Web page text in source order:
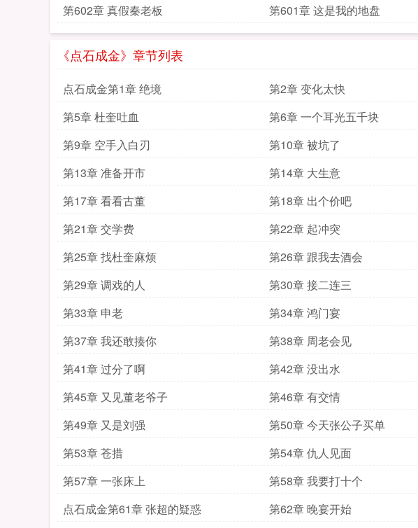
第602章 真假秦老板
第601章 这是我的地盘
《点石成金》章节列表
点石成金第1章 绝境 第2章 变化太快
第5章 杜奎吐血
第6章 一个耳光五千块
第9章 空手入白刃
第10章 被坑了
第13章 准备开市
第14章 大生意
第17章 看看古董
第18章 出个价吧
第21章 交学费
第22章 起冲突
第25章 找杜奎麻烦
第26章 跟我去酒会
第29章 调戏的人
第30章 接二连三
第33章 申老
第34章 鸿门宴
第37章 我还敢揍你
第38章 周老会见
第41章 过分了啊
第42章 没出水
第45章 又见董老爷子
第46章 有交情
第49章 又是刘强
第50章 今天张公子买单
第53章 苍措
第54章 仇人见面
第57章 一张床上
第58章 我要打十个
点石成金第61章 张超的疑惑
第62章 晚宴开始